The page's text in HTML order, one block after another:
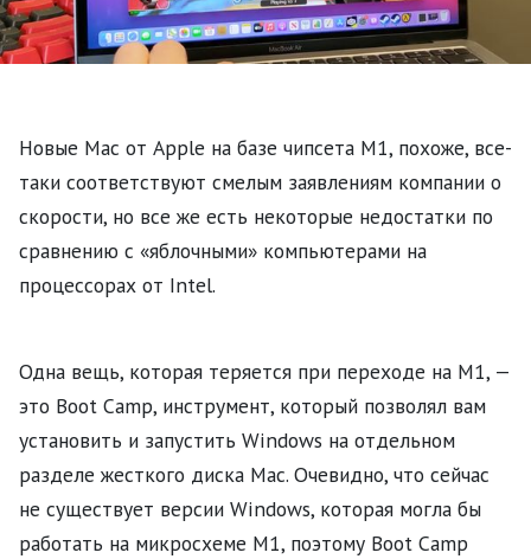
Новые Mac от Apple на базе чипсета M1, похоже, все-
таки соответствуют смелым заявлениям компании о
скорости, но все же есть некоторые недостатки по
сравнению с «яблочными» компьютерами на
процессорах от Intel.
Одна вещь, которая теряется при переходе на M1, —
это Boot Camp, инструмент, который позволял вам
установить и запустить Windows на отдельном
разделе жесткого диска Mac. Очевидно, что сейчас
не существует версии Windows, которая могла бы
работать на микросхеме M1, поэтому Boot Camp